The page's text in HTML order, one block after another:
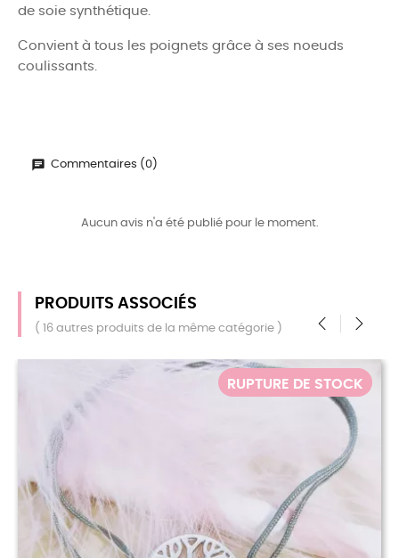
de soie synthétique.
Convient à tous les poignets grâce à ses noeuds
coulissants.
Commentaires (0)
Aucun avis n'a été publié pour le moment.
PRODUITS ASSOCIÉS
( 16 autres produits de la même catégorie )
‹ ›